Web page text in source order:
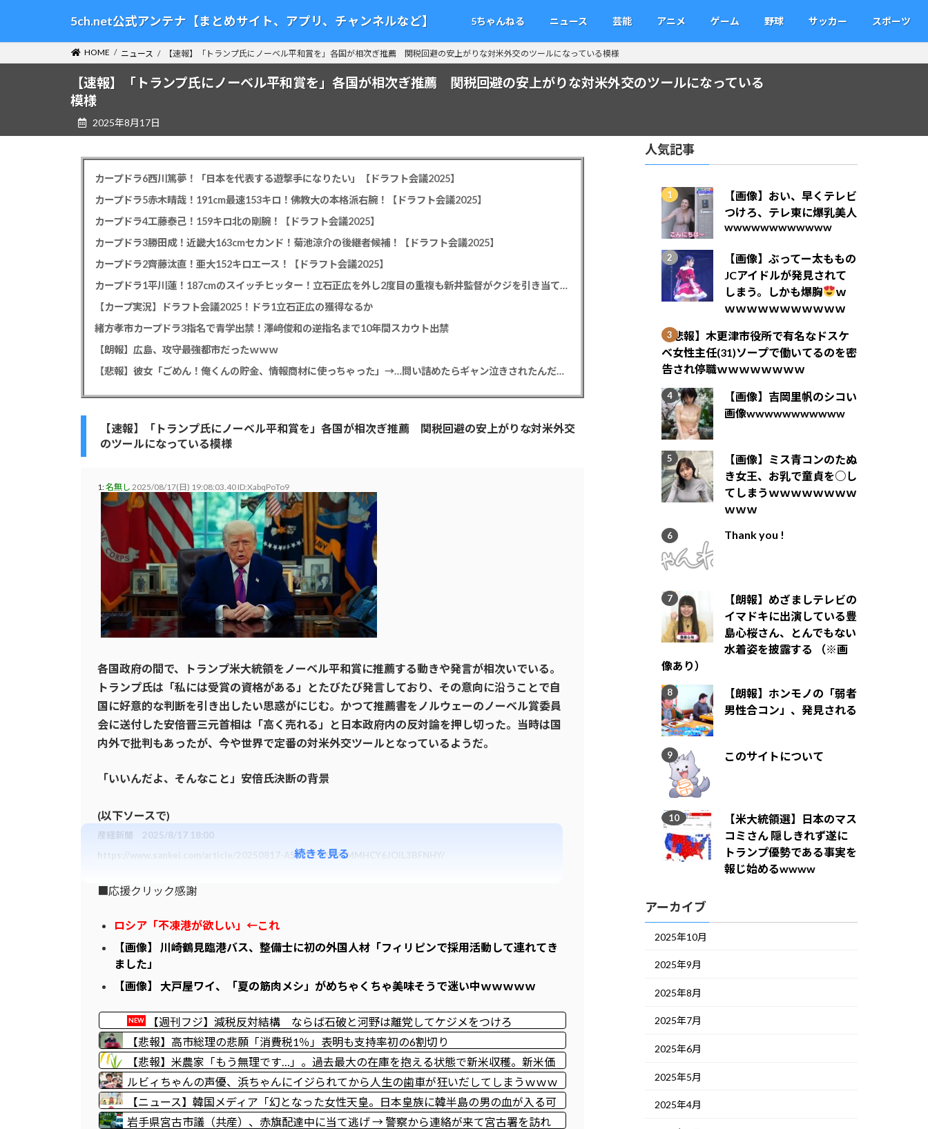
テ
ッ
ゲ
移
5ch.net公式アンテナ【まとめサイト、アプリ、チャンネルなど】 5ちゃんねる ニュース 芸能 アニメ ゲーム 野球 サッカー スポーツ
HOME ニュース 【速報】「トランプ氏にノーベル平和賞を」各国が相次ぎ推薦 関税回避の安上がりな対米外交のツールになっている模様
【速報】「トランプ氏にノーベル平和賞を」各国が相次ぎ推薦 関税回避の安上がりな対米外交のツールになっている
模様
2025年8月17日
カープドラ6西川篤夢！「日本を代表する遊撃手になりたい」【ドラフト会議2025】
カープドラ5赤木晴哉！191cm最速153キロ！佛教大の本格派右腕！【ドラフト会議2025】
カープドラ4工藤泰己！159キロ北の剛腕！【ドラフト会議2025】
カープドラ3勝田成！近畿大163cmセカンド！菊池涼介の後継者候補！【ドラフト会議2025】
カープドラ2齊藤汰直！亜大152キロエース！【ドラフト会議2025】
カープドラ1平川蓮！187cmのスイッチヒッター！立石正広を外し2度目の重複も新井監督がクジを引き当てる！【ドラフト会議2025】
【カープ実況】ドラフト会議2025！ドラ1立石正広の獲得なるか
緒方孝市カープドラ3指名で青学出禁！澤﨑俊和の逆指名まで10年間スカウト出禁
【朗報】広島、攻守最強都市だったｗｗｗ
【悲報】彼女「ごめん！俺くんの貯金、情報商材に使っちゃった」→…問い詰めたらギャン泣きされたんだが俺が悪いのか？
【速報】「トランプ氏にノーベル平和賞を」各国が相次ぎ推薦 関税回避の安上がりな対米外交
のツールになっている模様
1:名無し 2025/08/17(日) 19:08:03.40 ID:XabqPoTo9
各国政府の間で、トランプ米大統領をノーベル平和賞に推薦する動きや発言が相次いでいる。
トランプ氏は「私には受賞の資格がある」とたびたび発言しており、その意向に沿うことで自
国に好意的な判断を引き出したい思惑がにじむ。かつて推薦書をノルウェーのノーベル賞委員
会に送付した安倍晋三元首相は「高く売れる」と日本政府内の反対論を押し切った。当時は国
内外で批判もあったが、今や世界で定番の対米外交ツールとなっているようだ。
「いいんだよ、そんなこと」安倍氏決断の背景
(以下ソースで)
産経新聞 2025/8/17 18:00
https://www.sankei.com/article/20250817-A5KWZVKA4JMMHCY6JOIL3BFNHY/
■応援クリック感謝
ロシア「不凍港が欲しい」←これ
【画像】 川崎鶴見臨港バス、整備士に初の外国人材「フィリピンで採用活動して連れてき
ました」
【画像】 大戸屋ワイ、「夏の筋肉メシ」がめちゃくちゃ美味そうで迷い中ｗｗｗｗｗ
NEW
【週刊フジ】減税反対結構 ならば石破と河野は離党してケジメをつけろ
【悲報】高市総理の悲願「消費税1％」表明も支持率初の6割切り
【悲報】米農家「もう無理です…」。過去最大の在庫を抱える状態で新米収穫。新米価
格安すぎて赤字に
ルビィちゃんの声優、浜ちゃんにイジられてから人生の歯車が狂いだしてしまうｗｗｗ
ｗｗｗｗ
【ニュース】韓国メディア「幻となった女性天皇。日本皇族に韓半島の男の血が入る可
能性がゼロに・・・」
岩手県宮古市議（共産）、赤旗配達中に当て逃げ → 警察から連絡が来て宮古署を訪れ
続きを見る
人気記事
【画像】おい、早くテレビ
つけろ、テレ東に爆乳美人
wwwwwwwwwwww
【画像】ぶってー太ももの
JCアイドルが発見されて
しまう。しかも爆胸
ｗ
ｗｗｗｗｗｗｗｗｗｗｗ
【悲報】木更津市役所で有名なドスケ
ベ女性主任(31)ソープで働いてるのを密
告され停職ｗｗｗｗｗｗｗｗ
【画像】吉岡里帆のシコい
画像wwwwwwwwwww
【画像】ミス青コンのたぬ
き女王、お乳で童貞を○し
てしまうｗｗｗｗｗｗｗｗ
ｗｗｗ
Thank you !
【朗報】めざましテレビの
イマドキに出演している豊
島心桜さん、とんでもない
水着姿を披露する （※画
像あり）
【朗報】ホンモノの「弱者
男性合コン」、発見される
このサイトについて
【米大統領選】日本のマス
コミさん 隠しきれず遂に
トランプ優勢である事実を
報じ始めるwwww
アーカイブ
2025年10月
2025年9月
2025年8月
2025年7月
2025年6月
2025年5月
2025年4月